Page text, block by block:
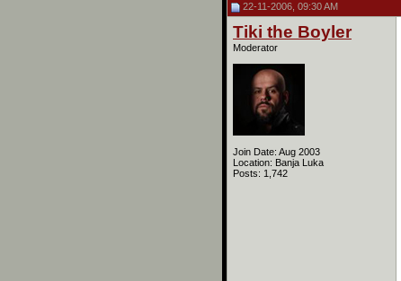
22-11-2006, 09:30 AM
Tiki the Boyler
Moderator
Join Date: Aug 2003
Location: Banja Luka
Posts: 1,742